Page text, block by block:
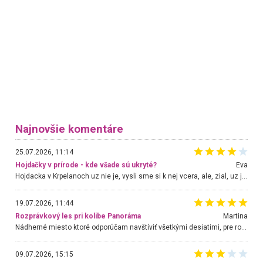
Najnovšie komentáre
25.07.2026, 11:14
Hojdačky v prírode - kde všade sú ukryté?
Eva
Hojdacka v Krpelanoch uz nie je, vysli sme si k nej vcera, ale, zial, uz je znicena. Ak sem planujete cestu len kvoli hojdacke, mozete si ju usetrit. Krasny vyhlad je tu vsak aj bez hojdacky :-)
19.07.2026, 11:44
Rozprávkový les pri kolibe Panoráma
Martina
Nádherné miesto ktoré odporúčam navštíviť všetkými desiatimi, pre rodiny s deťmi, dôchodcom... Proste a jednoducho ozaj rozprávkový les.. určite ešte prídeme. Odniesli sme si na pamiatku krásne tričká,
09.07.2026, 15:15